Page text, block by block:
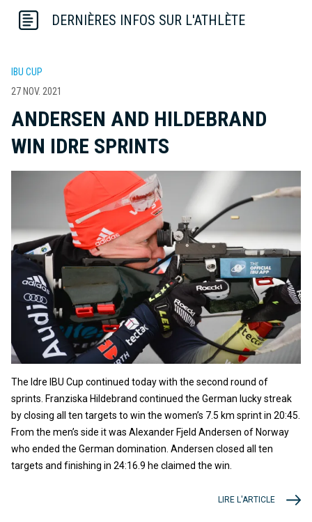
DERNIÈRES INFOS SUR L'ATHLÈTE
IBU CUP
27 NOV. 2021
ANDERSEN AND HILDEBRAND
WIN IDRE SPRINTS
The Idre IBU Cup continued today with the second round of
sprints. Franziska Hildebrand continued the German lucky streak
by closing all ten targets to win the women’s 7.5 km sprint in 20:45.
From the men’s side it was Alexander Fjeld Andersen of Norway
who ended the German domination. Andersen closed all ten
targets and finishing in 24:16.9 he claimed the win.
LIRE L'ARTICLE